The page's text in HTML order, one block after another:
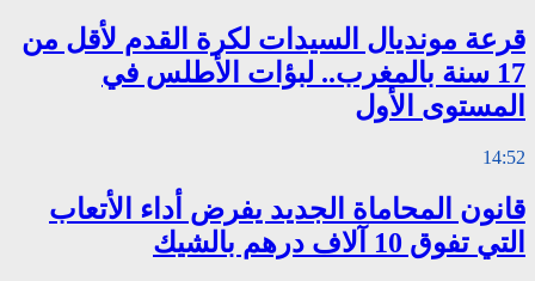
قرعة مونديال السيدات لكرة القدم لأقل من
17 سنة بالمغرب.. لبؤات الأطلس في
المستوى الأول
14:52
قانون المحاماة الجديد يفرض أداء الأتعاب
التي تفوق 10 آلاف درهم بالشيك